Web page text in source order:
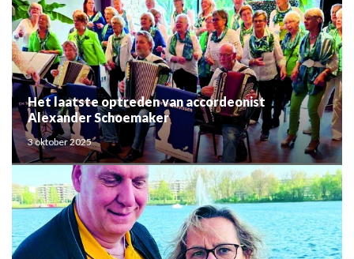
Het laatste optreden van accordeonist
Alexander Schoemaker
3 oktober 2025